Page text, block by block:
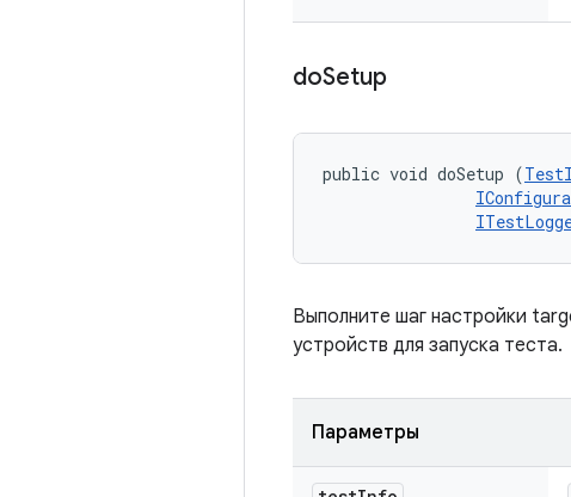
doSetup
public void doSetup (
Выполните шаг настройки
устройств для запуска теста.
Параметры